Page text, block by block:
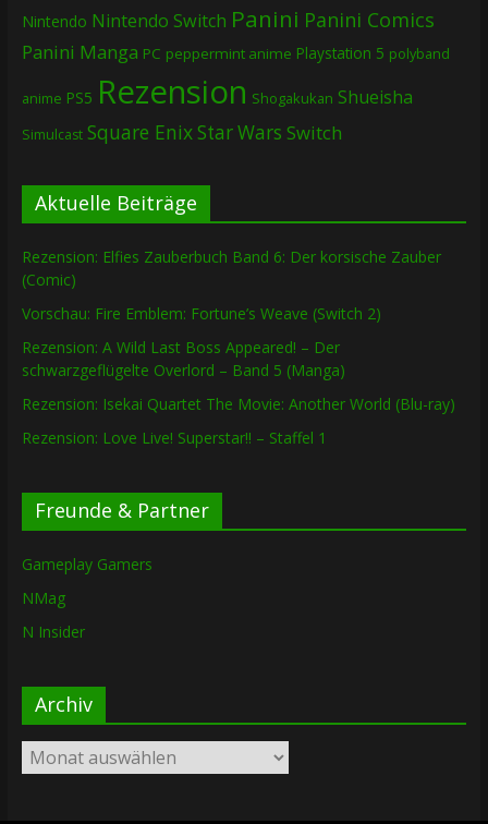
Nintendo Nintendo Switch Panini Panini Comics
Panini Manga PC peppermint anime Playstation 5 polyband
anime PS5 Rezension Shogakukan Shueisha
Simulcast Square EnixStar Wars Switch
Aktuelle Beiträge
Rezension: Elfies Zauberbuch Band 6: Der korsische Zauber
(Comic)
Vorschau: Fire Emblem: Fortune’s Weave (Switch 2)
Rezension: A Wild Last Boss Appeared! – Der
schwarzgeflügelte Overlord – Band 5 (Manga)
Rezension: Isekai Quartet The Movie: Another World (Blu-ray)
Rezension: Love Live! Superstar!! – Staffel 1
Freunde & Partner
Gameplay Gamers
NMag
N Insider
Archiv
Archiv